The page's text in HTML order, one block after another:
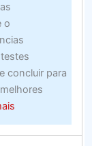
Unidor
o
concluir para
about
Alerta
de